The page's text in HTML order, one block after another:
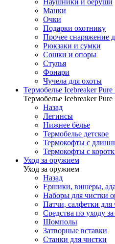
Наушники и беруши
Манки
Очки
Подарки охотнику
Прочее снаряжение
Рюкзаки и сумки
Сошки и опоры
Стулья
Фонари
Чучела для охоты
Термобелье Icebreaker
Термобелье Icebreaker
Назад
Легинсы
Нижнее белье
Термобелье детское
Термокофты с
Термокофты с
Уход за оружием
Уход за оружием
Назад
Ершики, вишеры,
Наборы для чистки
Патчи, салфетки для
Средства по уходу
Шомполы
Затворные вставки
Станки для чистки